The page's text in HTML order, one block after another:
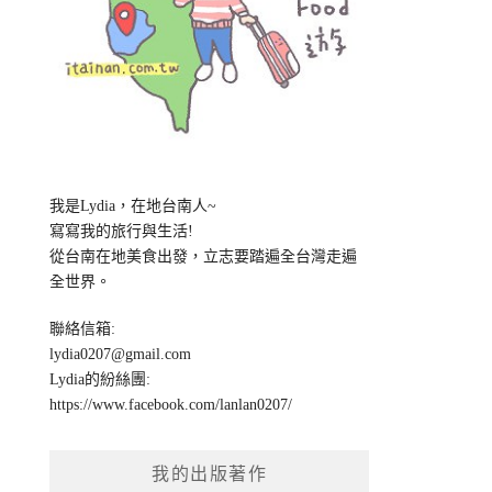
我是Lydia，在地台南人~
寫寫我的旅行與生活!
從台南在地美食出發，立志要踏遍全台灣走遍
全世界。
聯絡信箱:
lydia0207@gmail.com
Lydia的紛絲團:
https://www.facebook.com/lanlan0207/
我的出版著作